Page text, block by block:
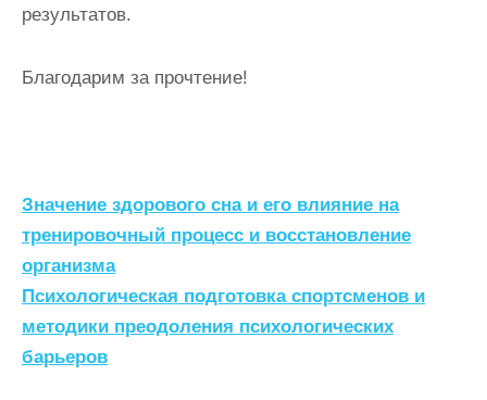
результатов.
Благодарим за прочтение!
Н
а
в
и
г
Значение здорового сна и его влияние на
тренировочный процесс и восстановление
организма
Психологическая подготовка спортсменов и
методики преодоления психологических
барьеров